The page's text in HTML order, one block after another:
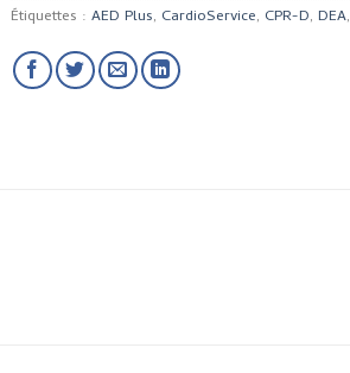
Étiquettes : AED Plus, CardioService, CPR-D, DEA,